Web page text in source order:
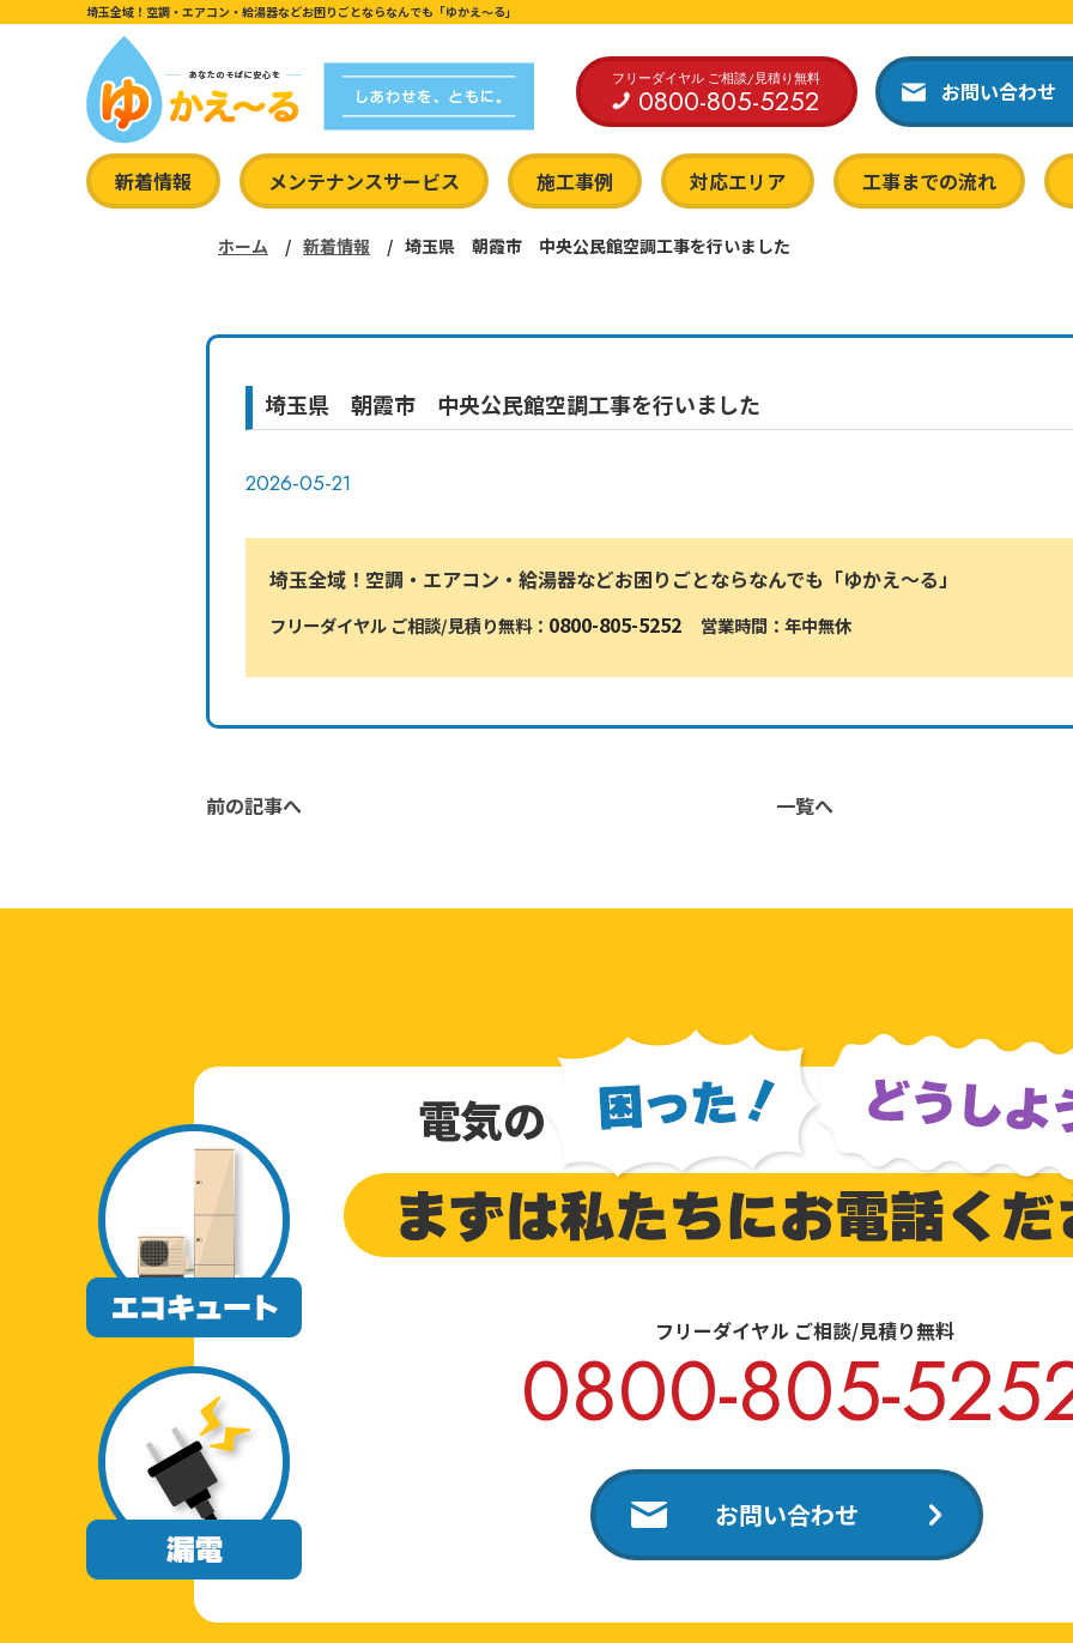
埼玉全域！空調・エアコン・給湯器などお困りごとならなんでも「ゆかえ〜る」
フリーダイヤル ご相談/見積り無料
0800-805-5252 お問い合わせ
新着情報 メンテナンスサービス 施工事例 対応エリア 工事までの流れ
ホーム 新着情報 埼玉県 朝霞市 中央公民館空調工事を行いました
埼玉県 朝霞市 中央公民館空調工事を行いました
2026-05-21
埼玉全域！空調・エアコン・給湯器などお困りごとならなんでも「ゆかえ〜る」
フリーダイヤル ご相談/見積り無料： 0800-805-5252 営業時間：年中無休
前の記事へ 一覧へ
フリーダイヤル ご相談/見積り無料
0800-805-
お問い合わせ